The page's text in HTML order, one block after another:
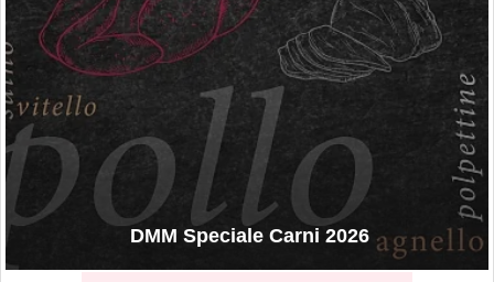
DMM Speciale Carni 2026